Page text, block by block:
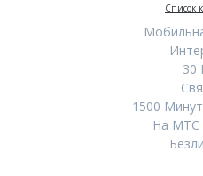
Список
30
1500
На МТС